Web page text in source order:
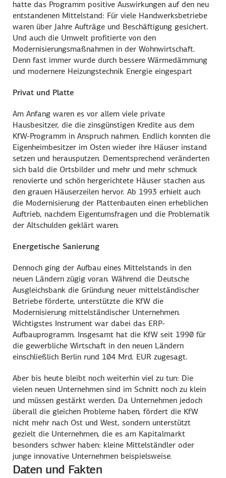
hatte das Programm positive Auswirkungen auf den neu
entstandenen Mittelstand: Für viele Handwerksbetriebe
waren über Jahre Aufträge und Beschäftigung gesichert.
Und auch die Umwelt profitierte von den
Modernisierungsmaßnahmen in der Wohnwirtschaft.
Denn fast immer wurde durch bessere Wärmedämmung
und modernere Heizungstechnik Energie eingespart
Privat und Platte
Am Anfang waren es vor allem viele private
Hausbesitzer, die die zinsgünstigen Kredite aus dem
KfW-Programm in Anspruch nahmen. Endlich konnten die
Eigenheimbesitzer im Osten wieder ihre Häuser instand
setzen und herausputzen. Dementsprechend veränderten
sich bald die Ortsbilder und mehr und mehr schmuck
renovierte und schön hergerichtete Häuser stachen aus
den grauen Häuserzeilen hervor. Ab 1993 erhielt auch
die Modernisierung der Plattenbauten einen erheblichen
Auftrieb, nachdem Eigentumsfragen und die Problematik
der Altschulden geklärt waren.
Energetische Sanierung
Dennoch ging der Aufbau eines Mittelstands in den
neuen Ländern zügig voran. Während die Deutsche
Ausgleichsbank die Gründung neuer mittelständischer
Betriebe förderte, unterstützte die KfW die
Modernisierung mittelständischer Unternehmen.
Wichtigstes Instrument war dabei das ERP-
Aufbauprogramm. Insgesamt hat die KfW seit 1990 für
die gewerbliche Wirtschaft in den neuen Ländern
einschließlich Berlin rund 104 Mrd. EUR zugesagt.
Aber bis heute bleibt noch weiterhin viel zu tun: Die
vielen neuen Unternehmen sind im Schnitt noch zu klein
und müssen gestärkt werden. Da Unternehmen jedoch
überall die gleichen Probleme haben, fördert die KfW
nicht mehr nach Ost und West, sondern unterstützt
gezielt die Unternehmen, die es am Kapitalmarkt
besonders schwer haben: kleine Mittelständler oder
junge innovative Unternehmen beispielsweise.
Daten und Fakten